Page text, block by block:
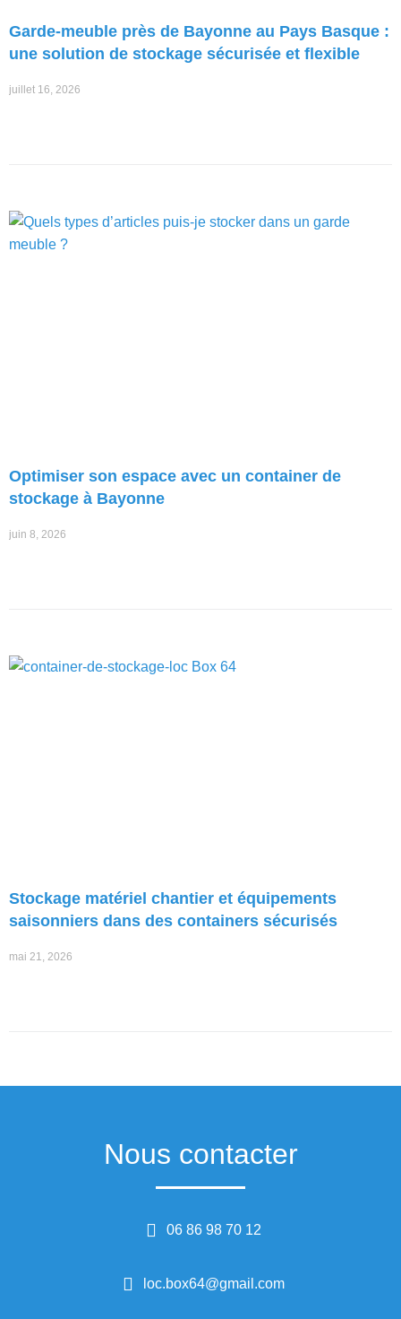
Garde-meuble près de Bayonne au Pays Basque :
une solution de stockage sécurisée et flexible
juillet 16, 2026
Optimiser son espace avec un container de
stockage à Bayonne
juin 8, 2026
Stockage matériel chantier et équipements
saisonniers dans des containers sécurisés
mai 21, 2026
Nous contacter
06 86 98 70 12
loc.box64@gmail.com